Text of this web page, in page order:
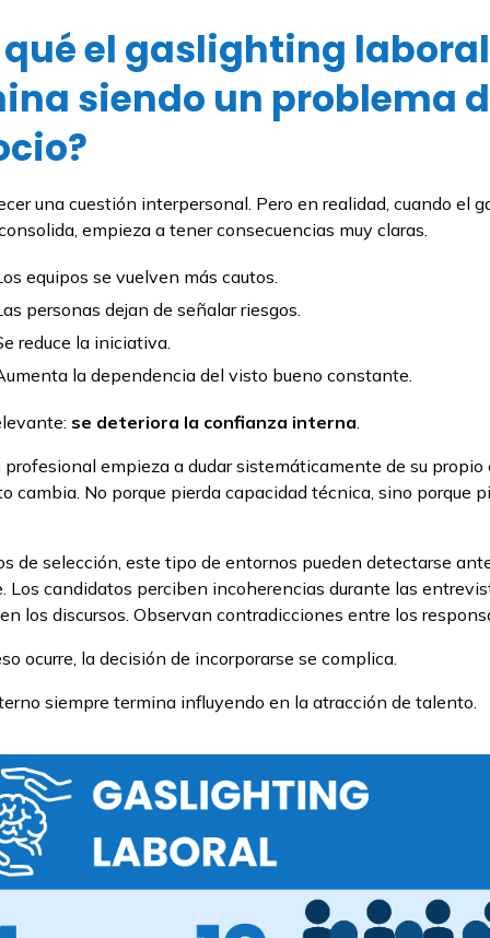
qué el gaslighting laboral
siendo un problema
una cuestión interpersonal. Pero en realidad, cuando el
empieza a tener consecuencias muy claras.
equipos se vuelven más cautos.
personas dejan de señalar riesgos.
reduce la iniciativa.
la dependencia del visto bueno constante.
se deteriora la confianza interna.
profesional empieza a dudar sistemáticamente de su propio
cambia. No porque pierda capacidad técnica, sino porque
de selección, este tipo de entornos pueden detectarse
Los candidatos perciben incoherencias durante las
los discursos. Observan contradicciones entre los
ocurre, la decisión de incorporarse se complica.
siempre termina influyendo en la atracción de talento.